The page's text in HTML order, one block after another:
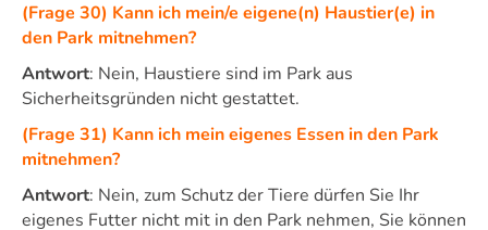
(Frage 30) Kann ich mein/e eigene(n) Haustier(e) in
den Park mitnehmen?
Antwort: Nein, Haustiere sind im Park aus
Sicherheitsgründen nicht gestattet.
(Frage 31) Kann ich mein eigenes Essen in den Park
mitnehmen?
Antwort: Nein, zum Schutz der Tiere dürfen Sie Ihr
eigenes Futter nicht mit in den Park nehmen, Sie können